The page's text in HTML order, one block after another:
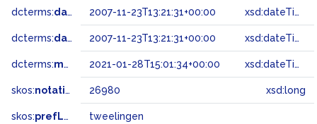
dcterms:dateAccepted 2007-11-23T13:21:31+00:00 xsd:dateTime
dcterms:dateSubmitted 2007-11-23T13:21:31+00:00 xsd:dateTime
dcterms:modified 2021-01-28T15:01:34+00:00 xsd:dateTime
skos:notation 26980 xsd:long
skos:prefLabel tweelingen